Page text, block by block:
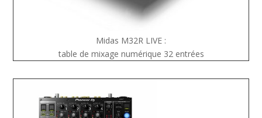
Midas M32R LIVE :
table de mixage numérique 32 entrées